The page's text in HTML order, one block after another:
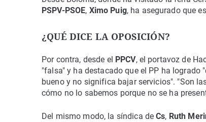
PSPV-PSOE, Ximo Puig, ha asegurado que
¿QUÉ DICE LA OPOSICIÓN?
Por contra, desde el PPCV, el portavoz de
"falsa" y ha destacado que el PP ha
bueno y no significa bajar servicios". "Son
cómo no lo sabemos porque no se ha
Del mismo modo, la síndica deCs, Ruth